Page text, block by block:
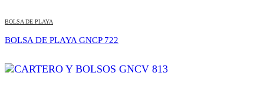
BOLSA DE PLAYA
BOLSA DE PLAYA GNCP 722